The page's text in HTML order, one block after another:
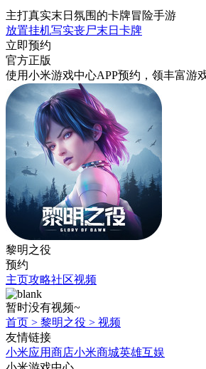
主打真实末日氛围的卡牌冒险手游
放置挂机写实丧尸末日 卡牌
立即预约
官方正版
使用小米游戏中心APP预约 ，领丰富游
黎明之役
预约
主页攻略社区视频
暂时没有视频~
首页 > 黎明之役 > 视频
友情链接
小米应用商店小米商城英雄互娱